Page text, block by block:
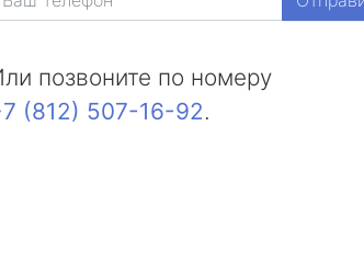
позвоните по номеру
(812) 507-16-92.